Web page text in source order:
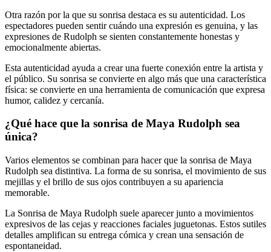
Otra razón por la que su sonrisa destaca es su autenticidad. Los
espectadores pueden sentir cuándo una expresión es genuina, y las
expresiones de Rudolph se sienten constantemente honestas y
emocionalmente abiertas.
Esta autenticidad ayuda a crear una fuerte conexión entre la artista y
el público. Su sonrisa se convierte en algo más que una característica
física: se convierte en una herramienta de comunicación que expresa
humor, calidez y cercanía.
¿Qué hace que la sonrisa de Maya Rudolph sea
única?
Varios elementos se combinan para hacer que la sonrisa de Maya
Rudolph sea distintiva. La forma de su sonrisa, el movimiento de sus
mejillas y el brillo de sus ojos contribuyen a su apariencia
memorable.
La Sonrisa de Maya Rudolph suele aparecer junto a movimientos
expresivos de las cejas y reacciones faciales juguetonas. Estos sutiles
detalles amplifican su entrega cómica y crean una sensación de
espontaneidad.